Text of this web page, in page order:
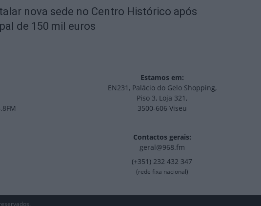
nova sede no Centro Histórico após
de 150 mil euros
Estamos em:
EN231, Palácio do Gelo Shopping,
Piso 3, Loja 321,
3500-606 Viseu
Contactos gerais:
geral@968.fm
(+351) 232 432 347
(rede fixa nacional)